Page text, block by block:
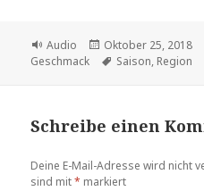
Format
Audio
Veröffentlicht
am
Oktober 25, 2018
Geschmack
Schlagwörter
Saison, Region
Schreibe einen
Deine E-Mail-Adresse wird nicht
sind mit* markiert